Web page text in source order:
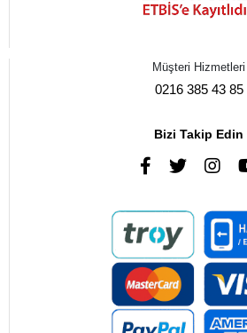
Müşteri Hizmetleri
0216 385 43 85
Bizi Takip Edin